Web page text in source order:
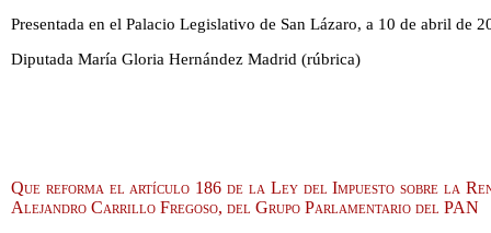
Presentada en el Palacio Legislativo de San Lázaro, a 10 de abril de
Diputada María Gloria Hernández Madrid (rúbrica)
Que reforma el artículo 186 de la Ley del Impuesto sobre la
Alejandro Carrillo Fregoso, del Grupo Parlamentario del PAN